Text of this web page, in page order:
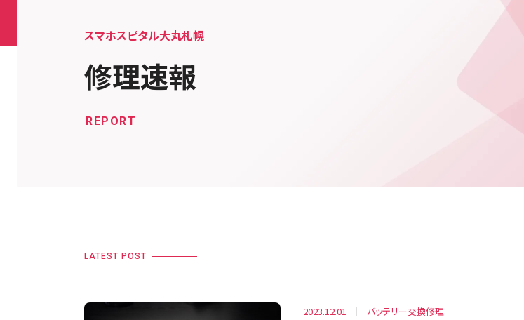
スマホスピタル大丸札幌
修理速報
REPORT
LATEST POST
2023.12.01 バッテリー交換修理